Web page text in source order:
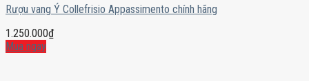
Rượu vang Ý Collefrisio Appassimento chính hãng
1.250.000₫
Mua ngay